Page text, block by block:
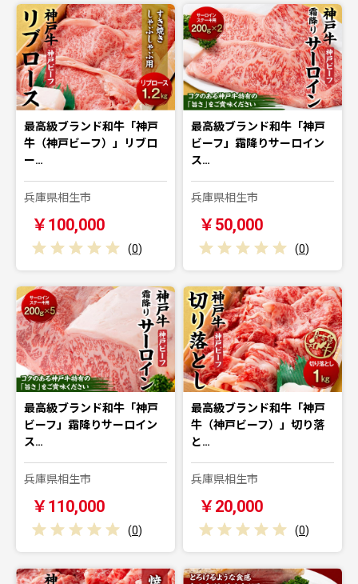
最高級ブランド和牛「神戸
牛（神戸ビーフ）」リブロ
ー…
兵庫県相生市
￥100,000
(0)
最高級ブランド和牛「神戸
ビーフ」霜降りサーロイン
ス…
兵庫県相生市
￥50,000
(0)
最高級ブランド和牛「神戸
ビーフ」霜降りサーロイン
ス…
兵庫県相生市
￥110,000
(0)
最高級ブランド和牛「神戸
牛（神戸ビーフ）」切り落
と…
兵庫県相生市
￥20,000
(0)